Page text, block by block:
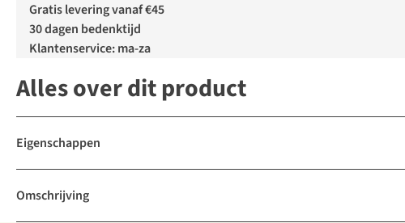
Gratis levering vanaf €45
30 dagen bedenktijd
Klantenservice: ma-za
Alles over dit product
Eigenschappen
Omschrijving